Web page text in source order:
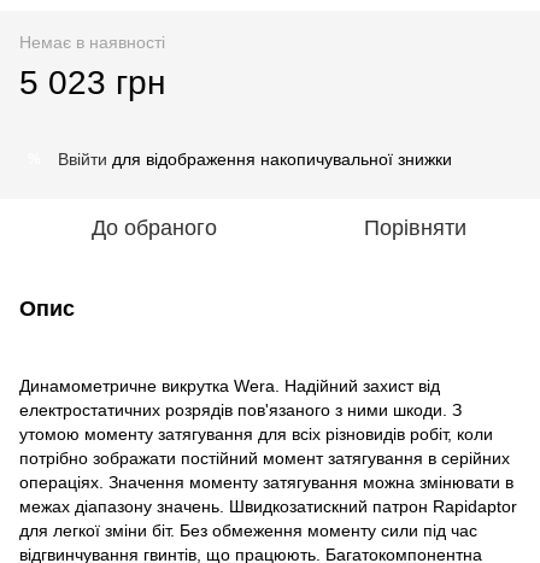
Немає в наявності
5 023 грн
Ввійти для відображення накопичувальної знижки
До обраного Порівняти
Опис
Динамометричне викрутка Wera. Надійний захист від
електростатичних розрядів пов'язаного з ними шкоди. З
утомою моменту затягування для всіх різновидів робіт, коли
потрібно зображати постійний момент затягування в серійних
операціях. Значення моменту затягування можна змінювати в
межах діапазону значень. Швидкозатискний патрон Rapidaptor
для легкої зміни біт. Без обмеження моменту сили під час
відгвинчування гвинтів, що працюють. Багатокомпонентна